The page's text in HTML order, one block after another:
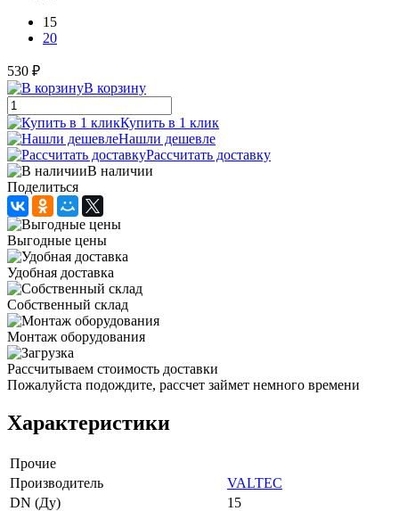
15
20
530 ₽
В корзину
Купить в 1 клик
Нашли дешевле
Рассчитать доставку
В наличии
Поделиться
Выгодные цены
Удобная доставка
Собственный склад
Монтаж оборудования
Рассчитываем стоимость доставки
Пожалуйста подождите, рассчет займет немного времени
Характеристики
Прочие
Производитель
VALTEC
DN (Ду)
15